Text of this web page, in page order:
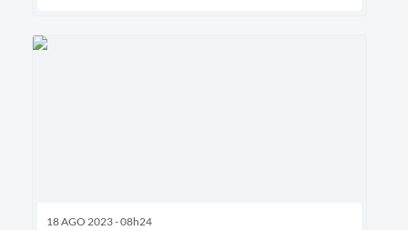
18 AGO 2023 - 08h24